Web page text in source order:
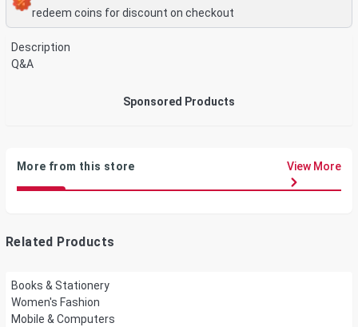
redeem coins for discount on checkout
Description
Q&A
Sponsored Products
More from this store View More
Related Products
Books & Stationery
Women's Fashion
Mobile & Computers